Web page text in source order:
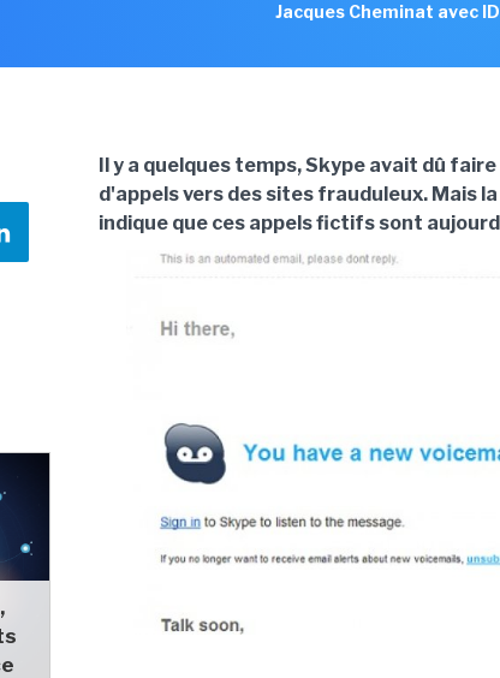
Jacques Cheminat avec
Il y a quelques temps, Skype avait dû
d'appels vers des sites frauduleux. Mais
indique que ces appels fictifs sont